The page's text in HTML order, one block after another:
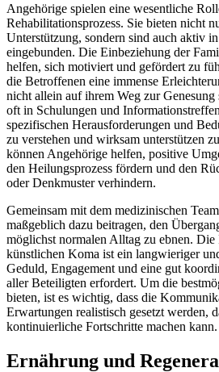
Angehörige spielen eine wesentliche
Rehabilitationsprozess. Sie bieten nicht
Unterstützung, sondern sind auch aktiv
eingebunden. Die Einbeziehung der
helfen, sich motiviert und gefördert zu
die Betroffenen eine immense
nicht allein auf ihrem Weg zur
oft in Schulungen und
spezifischen Herausforderungen und
zu verstehen und wirksam unterstützen
können Angehörige helfen, positive
den Heilungsprozess fördern und den
oder Denkmuster verhindern.
Gemeinsam mit dem medizinischen
maßgeblich dazu beitragen, den
möglichst normalen Alltag zu ebnen. Die
künstlichen Koma ist ein langwieriger
Geduld, Engagement und eine gut
aller Beteiligten erfordert. Um die
bieten, ist es wichtig, dass die
Erwartungen realistisch gesetzt werden,
kontinuierliche Fortschritte machen kann.
Ernährung und